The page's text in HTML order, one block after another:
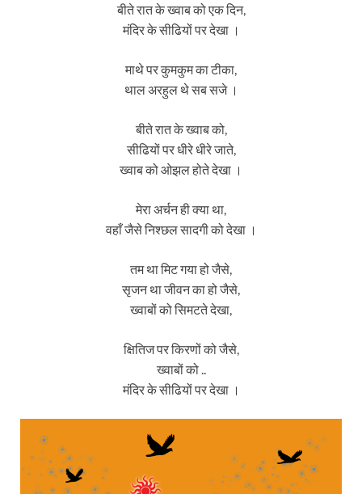
बीते रात के ख्वाब को एक दिन,
मंदिर के सीढियों पर देखा ।
माथे पर कुमकुम का टीका,
थाल अरहुल थे सब सजे ।
बीते रात के ख्वाब को,
सीढियों पर धीरे धीरे जाते,
ख्वाब को ओझल होते देखा ।
मेरा अर्चन ही क्या था,
वहाँ जैसे निश्छल सादगी को देखा ।
तम था मिट गया हो जैसे,
सृजन था जीवन का हो जैसे,
ख्वाबों को सिमटते देखा,
क्षितिज पर किरणों को जैसे,
ख्वाबों को ..
मंदिर के सीढियों पर देखा ।